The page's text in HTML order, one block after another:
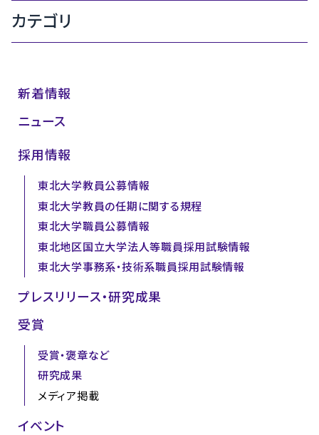
カテゴリ
新着情報
ニュース
採用情報
東北大学教員公募情報
東北大学教員の任期に関する規程
東北大学職員公募情報
東北地区国立大学法人等職員採用試験情報
東北大学事務系・技術系職員採用試験情報
プレスリリース・研究成果
受賞
受賞・褒章など
研究成果
メディア掲載
イベント